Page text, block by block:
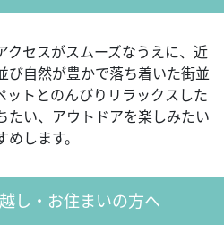
クセスがスムーズなうえに、近
び自然が豊かで落ち着いた街並
ットとのんびりリラックスした
たい、アウトドアを楽しみたい
します。
し・お住まいの方へ